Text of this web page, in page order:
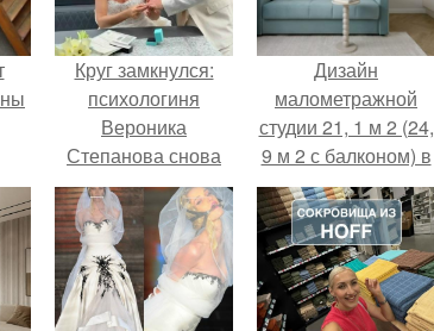
Круг замкнулся:
психологиня
Вероника
Степанова снова
вышла замуж за
собственного
бывшего мужа.
Дизайн
малометражной
студии 21, 1 м 2 (24,
9 м 2 с балконом) в
Краснодаре.